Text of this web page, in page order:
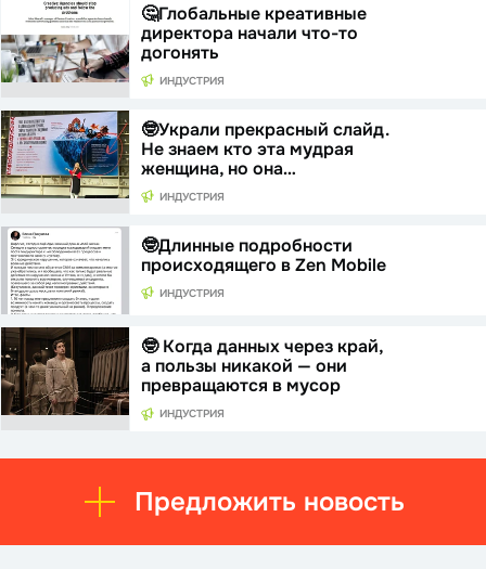
🤔Глобальные креативные
директора начали что-то
догонять
ИНДУСТРИЯ
🤓Украли прекрасный слайд.
Не знаем кто эта мудрая
женщина, но она…
ИНДУСТРИЯ
🤓Длинные подробности
происходящего в Zen Mobile
ИНДУСТРИЯ
🤓 Когда данных через край,
а пользы никакой — они
превращаются в мусор
ИНДУСТРИЯ
Предложить новость